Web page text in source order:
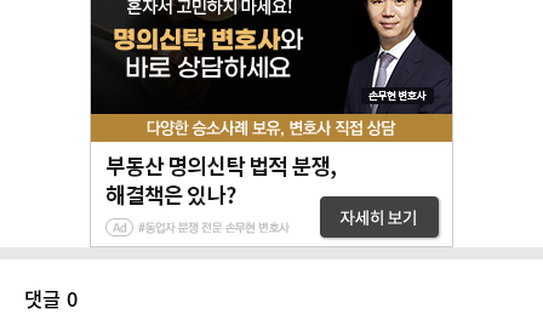
댓글 0